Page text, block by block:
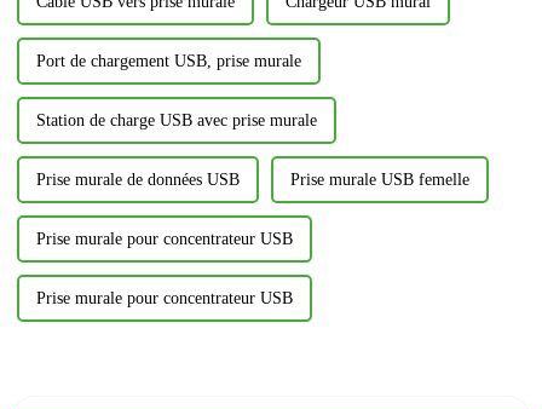
Port de chargement USB, prise murale
Station de charge USB avec prise murale
Prise murale de données USB Prise murale USB femelle
Prise murale pour concentrateur USB
Prise murale pour concentrateur USB